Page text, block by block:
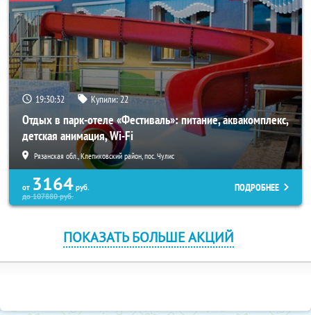
19:30:31 Купили:22
Отдых в парк-отеле «Фестиваль»: питание, аквакомплекс,
детская анимация, Wi-Fi
Рязанская обл., Клепиковский район, пос. Чулис
от 3164 руб.
до107880руб.
ПОДРОБНЕЕ
ПОКАЗАТЬ БОЛЬШЕ АКЦИЙ